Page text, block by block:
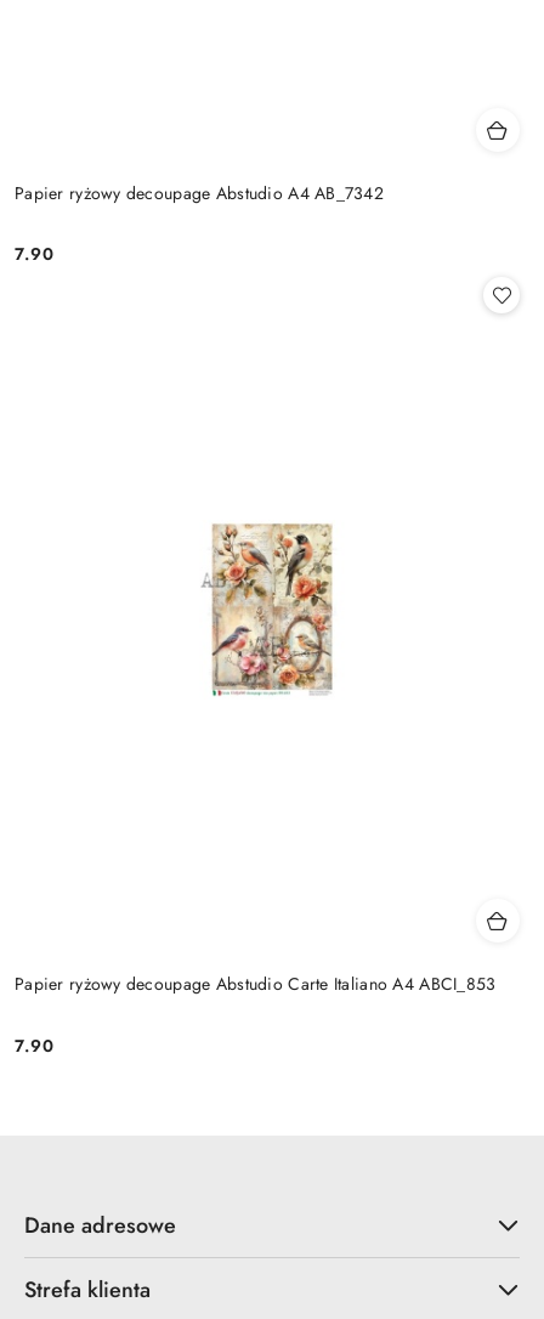
Papier ryżowy decoupage Abstudio A4 AB_7342
Cena:
7.90
Papier ryżowy decoupage Abstudio Carte Italiano A4 ABCI_853
Cena:
7.90
Dane adresowe
Strefa klienta